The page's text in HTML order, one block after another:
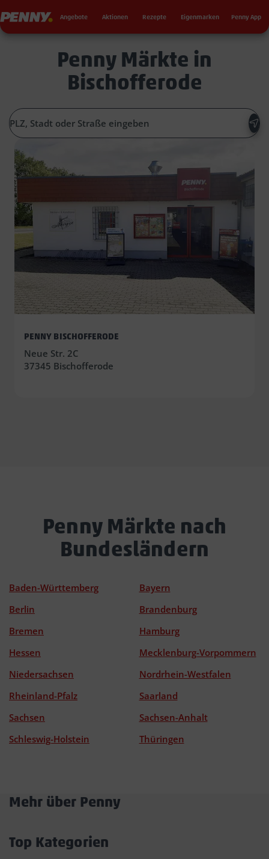
Penny Angebote Aktionen Rezepte Eigenmarken Penny App
Penny Märkte in
Bischofferode
PENNY BISCHOFFERODE
Neue Str. 2C
37345 Bischofferode
Penny Märkte nach
Bundesländern
Baden-Württemberg
Bayern
Berlin
Brandenburg
Bremen
Hamburg
Hessen
Mecklenburg-Vorpommern
Niedersachsen
Nordrhein-Westfalen
Rheinland-Pfalz
Saarland
Sachsen
Sachsen-Anhalt
Schleswig-Holstein
Thüringen
Mehr über Penny
Top Kategorien